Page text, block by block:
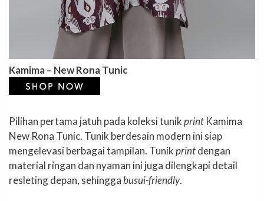
Kamima – New Rona Tunic
Pilihan pertama jatuh pada koleksi tunikprint Kamima
New Rona Tunic. Tunik berdesain modern ini siap
mengelevasi berbagai tampilan. Tunikprintdengan
material ringan dan nyaman ini juga dilengkapi detail
resleting depan, sehinggabusui-friendly.